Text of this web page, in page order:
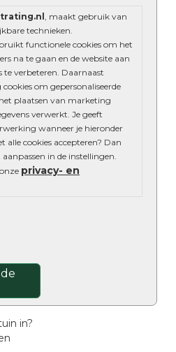
, maakt gebruik van
technieken.
functionele cookies om het
na te gaan en de website aan
te verbeteren. Daarnaast
om gepersonaliseerde
plaatsen van marketing
verwerkt. Je geeft
wanneer je hieronder
alle cookies accepteren? Dan
in de instellingen.
privacy- en
in?